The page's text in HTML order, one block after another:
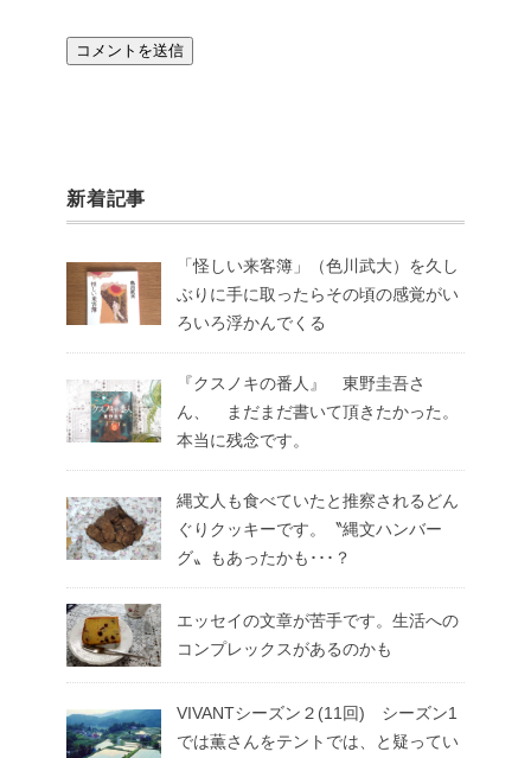
新着記事
「怪しい来客簿」（色川武大）を久し
ぶりに手に取ったらその頃の感覚がい
ろいろ浮かんでくる
『クスノキの番人』 東野圭吾さ
ん、 まだまだ書いて頂きたかった。
本当に残念です。
縄文人も食べていたと推察されるどん
ぐりクッキーです。〝縄文ハンバー
グ〟もあったかも･･･？
エッセイの文章が苦手です。生活への
コンプレックスがあるのかも
VIVANTシーズン２(11回) シーズン1
では薫さんをテントでは、と疑ってい